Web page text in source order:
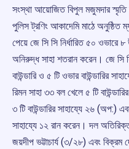
সংস্থা আয়োজিত বিপুল মজুমদার
পুলিস ট্রণিং আকাদেমি মাঠে অনুষ্ঠিত
পেয়ে জে সি সি নির্ধারিত ৫০ ওভারে
অনিরুদ্ধ সাহা শতরান করেন। জে সি
বাউন্ডারি ও ৫ টি ওভার বাউন্ডারির
রিমন সাহা ৩৩ বল খেলে ৫ টি
৩ টি বাউন্ডারির সাহায্যে ২৬ (‌অপ:‌)
সাহায্যে ১২ রান করেন। দল
জয়দীপ ভট্টাচার্য (‌৩/‌২৮) এবং